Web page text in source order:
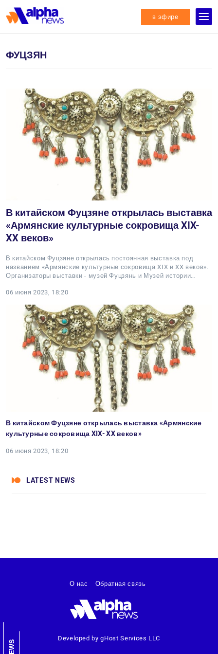
в эфире
ФУЦЗЯН
В китайском Фуцзяне открылась выставка
«Армянские культурные сокровища XIX-
XX веков»
В китайском Фуцзяне открылась постоянная выставка под
названием «Армянские культурные сокровища XIX и XX веков».
Организаторы выставки - музей Фуцзянь и Музей истории…
06 июня 2023, 18:20
В китайском Фуцзяне открылась выставка «Армянские
культурные сокровища XIX- XX веков»
06 июня 2023, 18:20
LATEST NEWS
NEWS
Developed by gHost Services LLC
О нас Обратная связь